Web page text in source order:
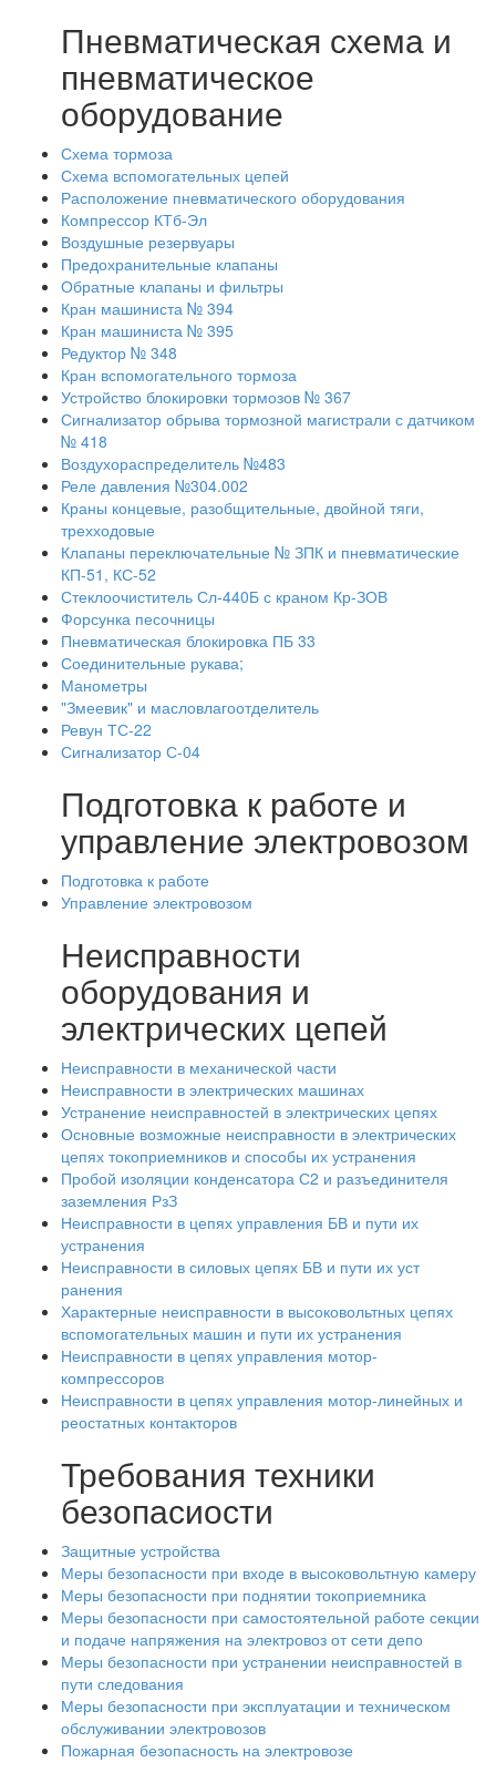
Пневматическая схема и
пневматическое
оборудование
Схема тормоза
Схема вспомогательных цепей
Расположение пневматического оборудования
Компрессор КТб-Эл
Воздушные резервуары
Предохранительные клапаны
Обратные клапаны и фильтры
Кран машиниста № 394
Кран машиниста № 395
Редуктор № 348
Кран вспомогательного тормоза
Устройство блокировки тормозов № 367
Сигнализатор обрыва тормозной магистрали с датчиком
№ 418
Воздухораспределитель №483
Реле давления №304.002
Краны концевые, разобщительные, двойной тяги,
трехходовые
Клапаны переключательные № ЗПК и пневматические
КП-51, КС-52
Стеклоочиститель Сл-440Б с краном Кр-ЗОВ
Форсунка песочницы
Пневматическая блокировка ПБ 33
Соединительные рукава;
Манометры
"Змеевик" и масловлагоотделитель
Ревун ТС-22
Сигнализатор С-04
Подготовка к работе и
управление электровозом
Подготовка к работе
Управление электровозом
Неисправности
оборудования и
электрических цепей
Неисправности в механической части
Неисправности в электрических машинах
Устранение неисправностей в электрических цепях
Основные возможные неисправности в электрических
цепях токоприемников и способы их устранения
Пробой изоляции конденсатора С2 и разъединителя
заземления РзЗ
Неисправности в цепях управления БВ и пути их
устранения
Неисправности в силовых цепях БВ и пути их уст
ранения
Характерные неисправности в высоковольтных цепях
вспомогательных машин и пути их устранения
Неисправности в цепях управления мотор-
компрессоров
Неисправности в цепях управления мотор-линейных и
реостатных контакторов
Требования техники
безопасиости
Защитные устройства
Меры безопасности при входе в высоковольтную камеру
Меры безопасности при поднятии токоприемника
Меры безопасности при самостоятельной работе секции
и подаче напряжения на электровоз от сети депо
Меры безопасности при устранении неисправностей в
пути следования
Меры безопасности при эксплуатации и техническом
обслуживании электровозов
Пожарная безопасность на электровозе